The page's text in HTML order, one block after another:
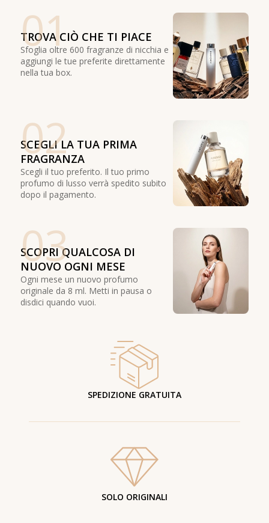
01
TROVA CIÒ CHE TI PIACE
Sfoglia oltre 600 fragranze di nicchia e
aggiungi le tue preferite direttamente
nella tua box.
02
SCEGLI LA TUA PRIMA
FRAGRANZA
Scegli il tuo preferito. Il tuo primo
profumo di lusso verrà spedito subito
dopo il pagamento.
03
SCOPRI QUALCOSA DI
NUOVO OGNI MESE
Ogni mese un nuovo profumo
originale da 8 ml. Metti in pausa o
disdici quando vuoi.
SPEDIZIONE GRATUITA
SOLO ORIGINALI